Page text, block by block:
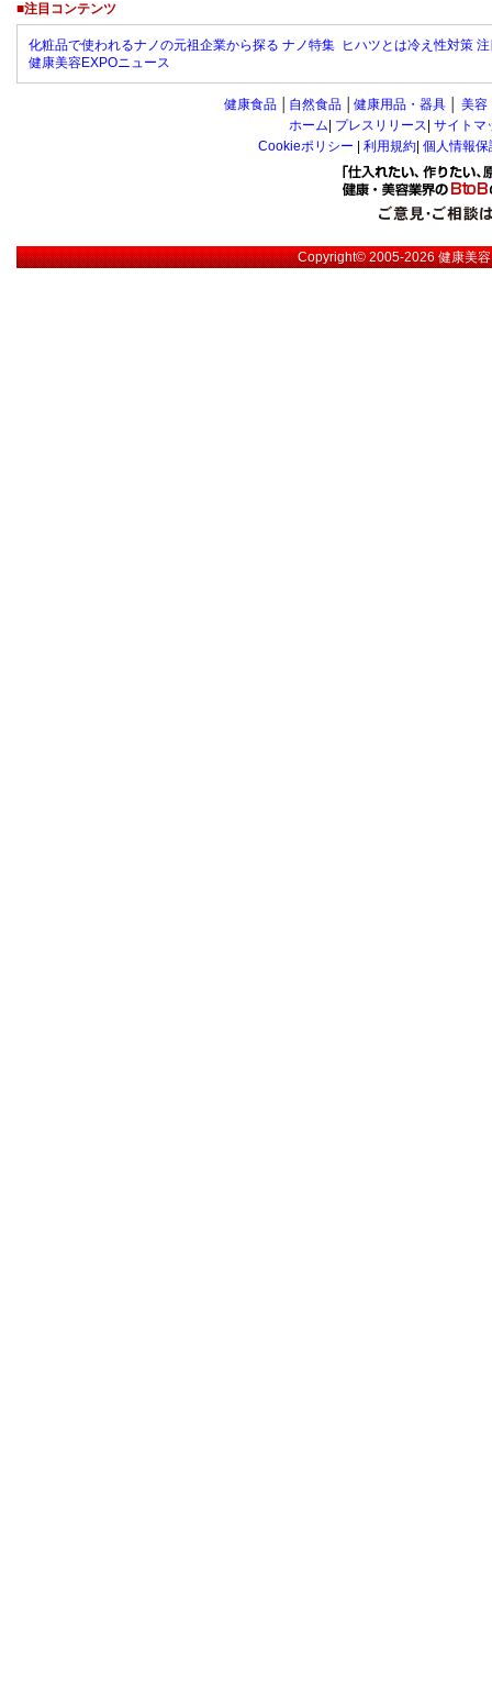
■注目コンテンツ
化粧品で使われるナノの元祖企業から探る ナノ特集 ヒハツとは冷え性対策
健康美容EXPOニュース
健康食品 自然食品 健康用品・器具 美容
ホーム プレスリリース サイトマ
Cookieポリシー
利用規約 個人情報
Copyright© 2005-2026健康美